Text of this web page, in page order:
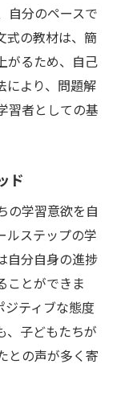
自分のペースで
式の教材は、簡
がるため、自己
により、問題解
習者としての基
ド
の学習意欲を自
ルステップの学
自分自身の進捗
ことができま
ジティブな態度
、子どもたちが
との声が多く寄